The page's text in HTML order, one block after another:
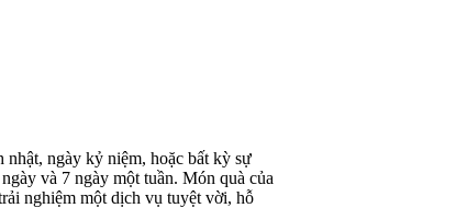
nhật, ngày kỷ niệm, hoặc bất kỳ sự
và 7 ngày một tuần. Món quà của
nghiệm một dịch vụ tuyệt vời, hỗ